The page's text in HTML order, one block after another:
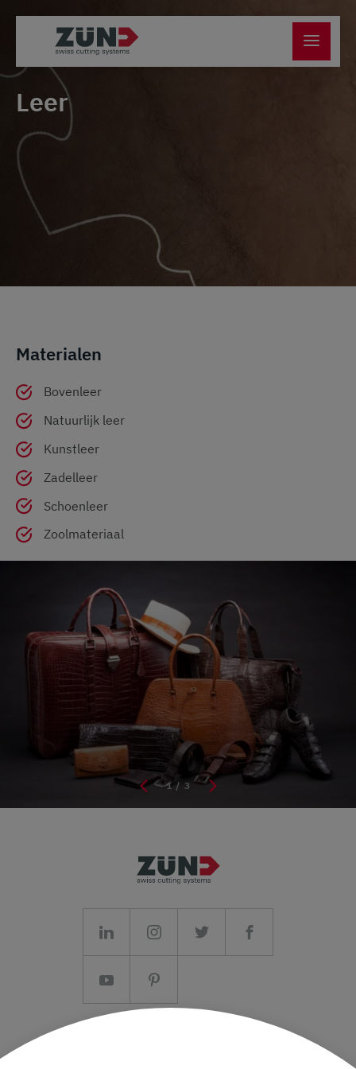
Leer
Materialen
Bovenleer
Natuurlijk leer
Kunstleer
Zadelleer
Schoenleer
Zoolmateriaal
1 / 3